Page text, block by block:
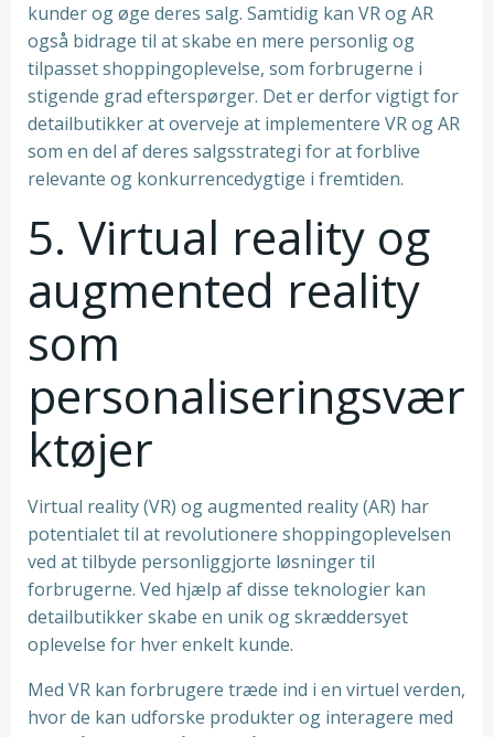
kunder og øge deres salg. Samtidig kan VR og AR
også bidrage til at skabe en mere personlig og
tilpasset shoppingoplevelse, som forbrugerne i
stigende grad efterspørger. Det er derfor vigtigt for
detailbutikker at overveje at implementere VR og AR
som en del af deres salgsstrategi for at forblive
relevante og konkurrencedygtige i fremtiden.
5. Virtual reality og
augmented reality
som
personaliseringsvær
ktøjer
Virtual reality (VR) og augmented reality (AR) har
potentialet til at revolutionere shoppingoplevelsen
ved at tilbyde personliggjorte løsninger til
forbrugerne. Ved hjælp af disse teknologier kan
detailbutikker skabe en unik og skræddersyet
oplevelse for hver enkelt kunde.
Med VR kan forbrugere træde ind i en virtuel verden,
hvor de kan udforske produkter og interagere med